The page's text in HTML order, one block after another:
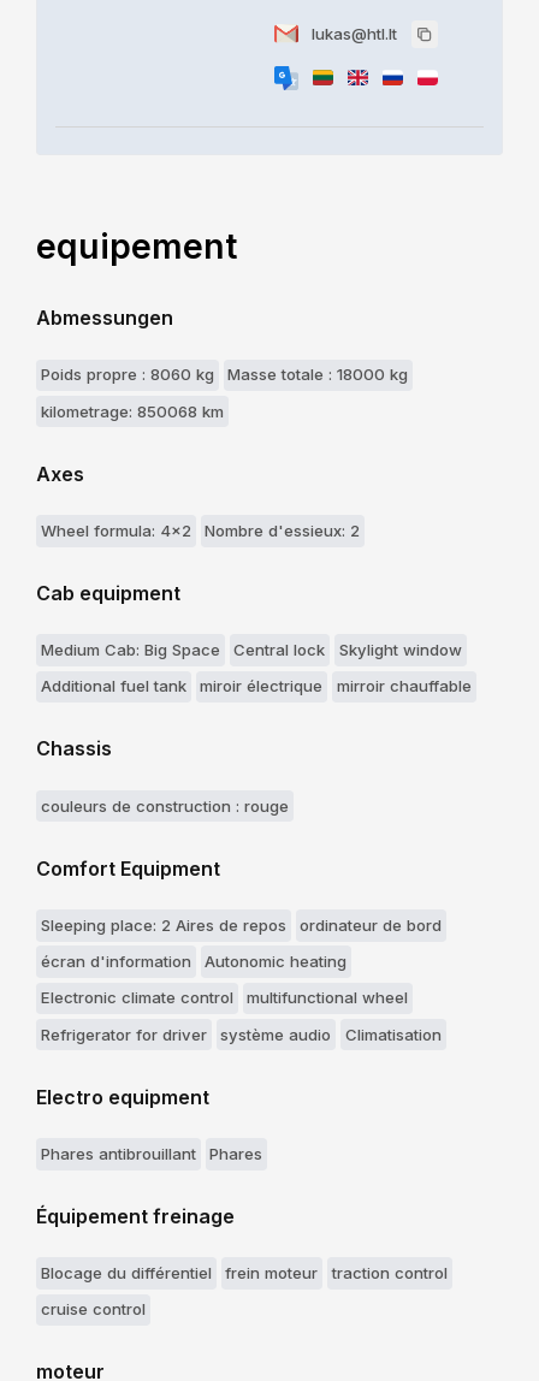
lukas@htl.lt
equipement
Abmessungen
Poids propre : 8060 kg
Masse totale : 18000 kg
kilometrage: 850068 km
Axes
Wheel formula: 4x2 Nombre d'essieux: 2
Cab equipment
Medium Cab: Big Space Central lock
Skylight window
Additional fuel tank
miroir électrique mirroir chauffable
Chassis
couleurs de construction : rouge
Comfort Equipment
Sleeping place: 2 Aires de repos
ordinateur de bord
écran d'information
Autonomic heating
Electronic climate control
multifunctional wheel
Refrigerator for driver
système audio Climatisation
Electro equipment
Phares antibrouillant Phares
Équipement freinage
Blocage du différentiel frein moteur
traction control
cruise control
moteur